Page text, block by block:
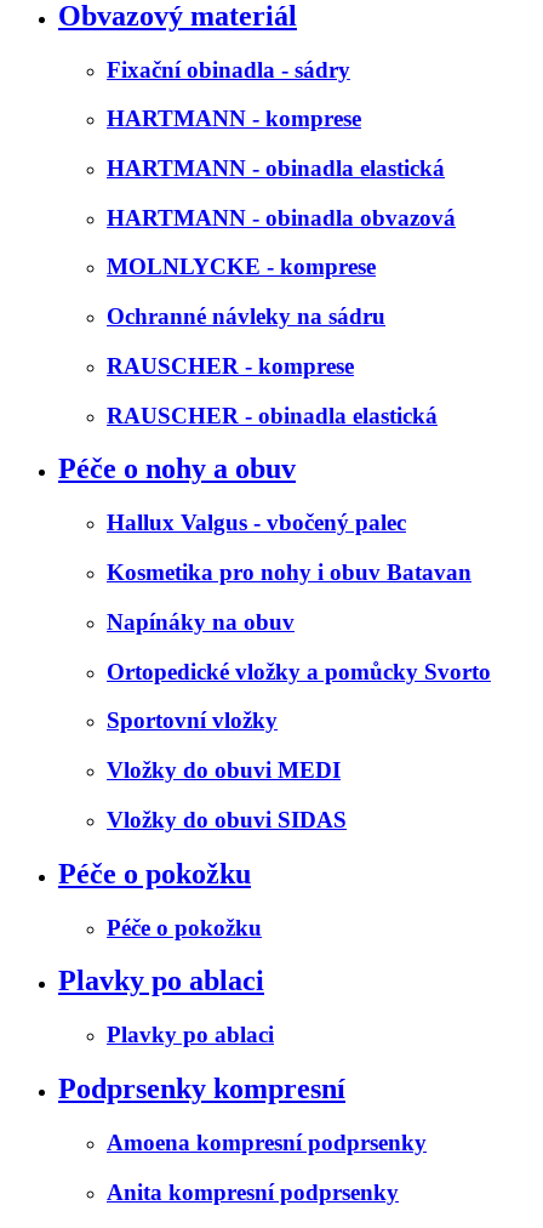
Obvazový materiál
Fixační obinadla - sádry
HARTMANN - komprese
HARTMANN - obinadla elastická
HARTMANN - obinadla obvazová
MOLNLYCKE - komprese
Ochranné návleky na sádru
RAUSCHER - komprese
RAUSCHER - obinadla elastická
Péče o nohy a obuv
Hallux Valgus - vbočený palec
Kosmetika pro nohy i obuv Batavan
Napínáky na obuv
Ortopedické vložky a pomůcky Svorto
Sportovní vložky
Vložky do obuvi MEDI
Vložky do obuvi SIDAS
Péče o pokožku
Péče o pokožku
Plavky po ablaci
Plavky po ablaci
Podprsenky kompresní
Amoena kompresní podprsenky
Anita kompresní podprsenky